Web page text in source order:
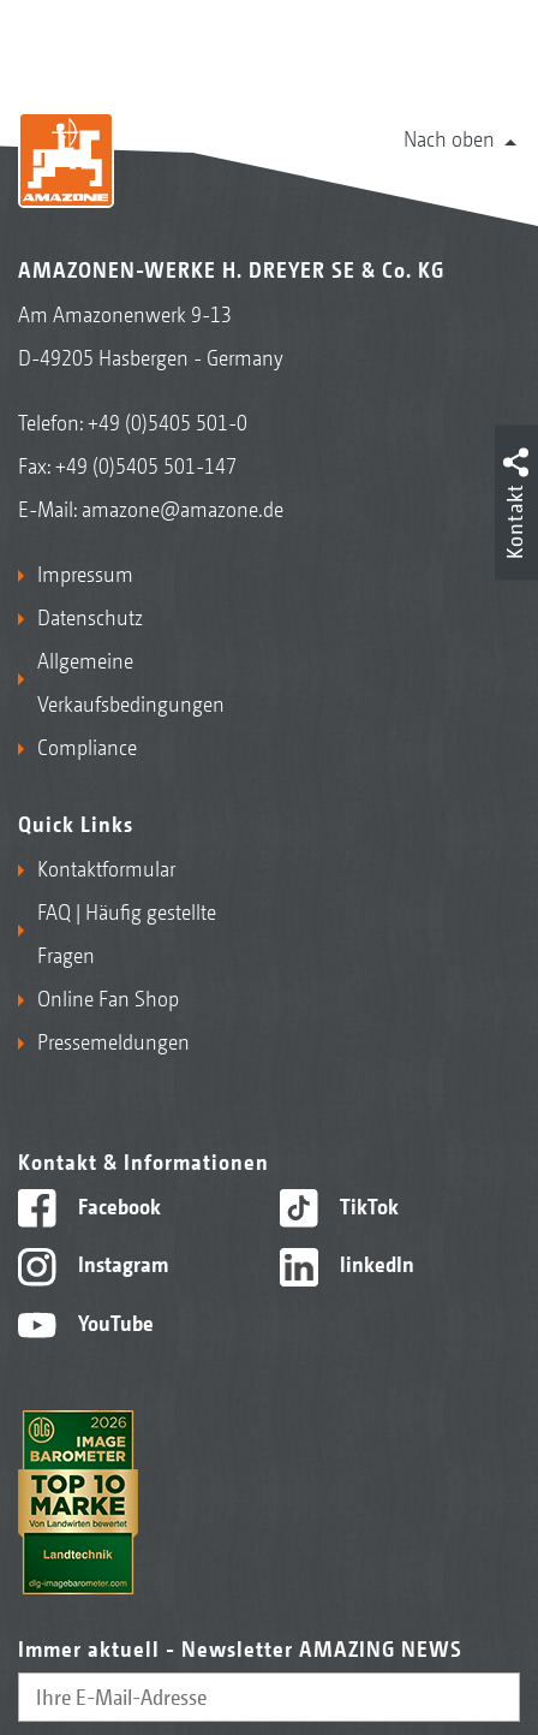
Nach oben
AMAZONEN-WERKE H. DREYER SE & Co. KG
Am Amazonenwerk 9-13
D-49205 Hasbergen - Germany
Telefon:+49 (0)5405 501-0
Fax: +49 (0)5405 501-147
E-Mail: amazone@amazone.de
Impressum
Datenschutz
Allgemeine
Verkaufsbedingungen
Compliance
Quick Links
Kontaktformular
FAQ | Häufig gestellte
Fragen
Online Fan Shop
Pressemeldungen
Kontakt & Informationen
Facebook
Instagram
YouTube
TikTok
linkedIn
Immer aktuell - Newsletter AMAZING NEWS
Kontakt